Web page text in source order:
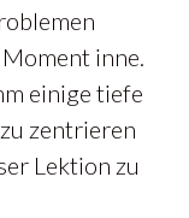
inne.
einige tiefe
zentrieren
Lektion zu